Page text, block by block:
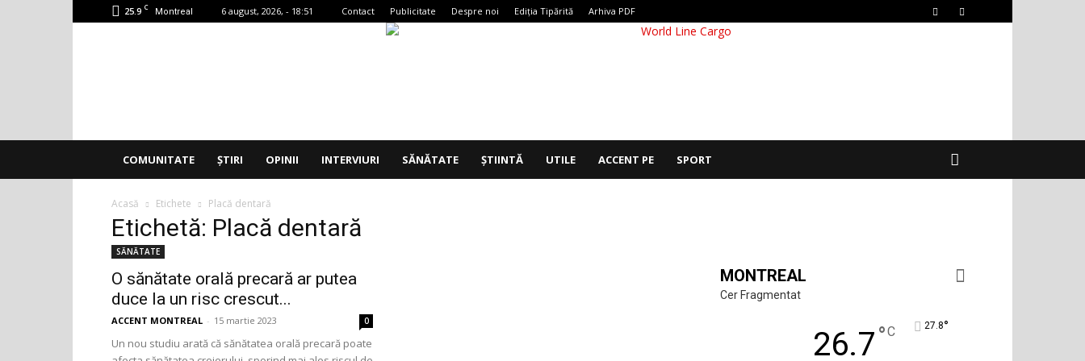
25.9 C Montreal 6 august, 2026, - 18:51 Contact Publicitate Despre noi Ediția Tipărită Arhiva PDF
COMUNITATE ȘTIRI OPINII INTERVIURI SĂNĂTATE ȘTIINTĂ UTILE ACCENT PE SPORT
Acasă Etichete Placă dentară
Etichetă: Placă dentară
SĂNĂTATE
O sănătate orală precară ar putea
duce la un risc crescut...
ACCENT MONTREAL - 15 martie 2023 0
Un nou studiu arată că sănătatea orală precară poate
MONTREAL
Cer Fragmentat
26.7°C 27.8°